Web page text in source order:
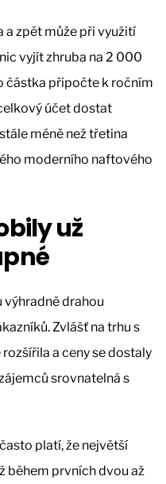
a zpět může při využití
vyjít zhruba na 2 000
částka připočte k ročním
účet dostat
méně než třetina
moderního naftového
už
výhradně drahou
Zvlášť na trhu s
a ceny se dostaly
srovnatelná s
platí, že největší
během prvních dvou až